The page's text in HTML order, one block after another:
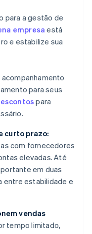
para a gestão de
empresa está
e estabilize sua
acompanhamento
para seus
para
curto prazo:
com fornecedores
elevadas. Até
em duas
entre estabilidade e
vendas
tempo limitado,